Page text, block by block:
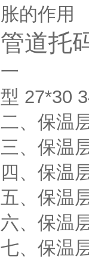
胀的作用
管道托
一
型 27*30
二、保温
三、保温
四、保温
五、保温
六、保温
七、保温